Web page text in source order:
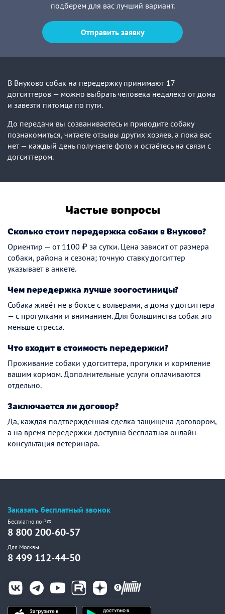
подберем для вас лучший вариант.
Отправить заявку
В Внуково собак на передержку принимают 17
догситтеров — можно выбрать человека недалеко от дома
и завезти питомца по пути.
До передачи вы созваниваетесь и приводите собаку
познакомиться, читаете отзывы других хозяев, а пока вас
нет — каждый день получаете фото и остаётесь на связи с
догситтером.
Частые вопросы
Сколько стоит передержка собаки в Внуково?
Ориентир — от 1100 ₽ за сутки. Цена зависит от размера
собаки, района и сезона; точную ставку догситтер
указывает в анкете.
Чем передержка лучше зоогостиницы?
Собака живёт не в боксе с вольерами, а дома у догситтера
— с прогулками и вниманием. Для большинства собак это
меньше стресса.
Что входит в стоимость передержки?
Проживание собаки у догситтера, прогулки и кормление
вашим кормом. Дополнительные услуги оплачиваются
отдельно.
Заключается ли договор?
Да, каждая подтверждённая сделка защищена договором,
а на время передержки доступна бесплатная онлайн-
консультация ветеринара.
Заказать бесплатный звонок
Бесплатно по РФ
8 800 200-60-57
Для Москвы
8 499 112-44-50